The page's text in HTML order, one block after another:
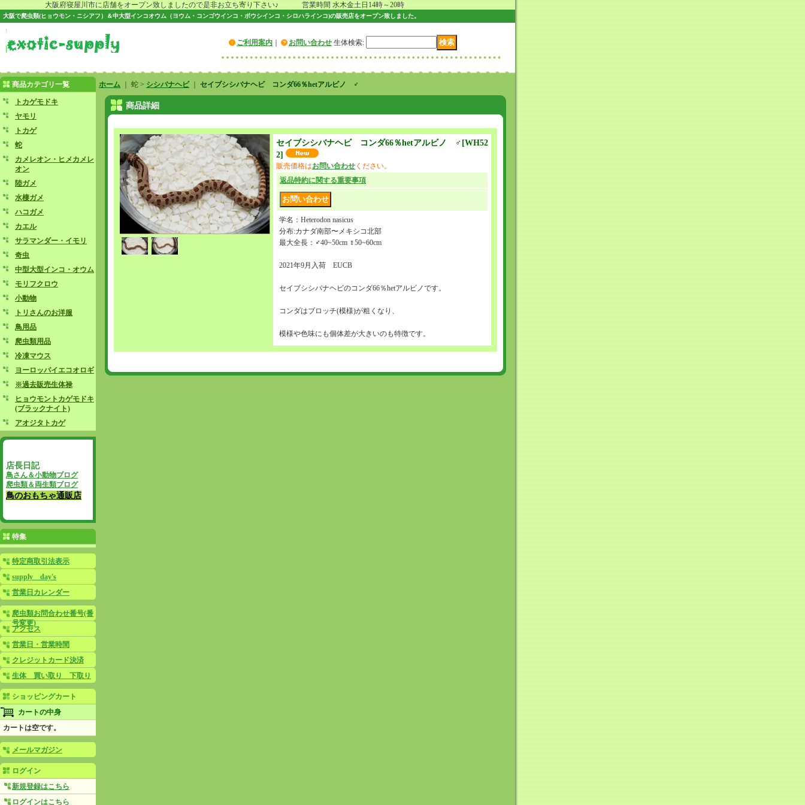
大阪府寝屋川市に店舗をオープン致しましたので是非お立ち寄り下さい♪ 営業時間 水木金土日14時～20時
大阪で爬虫類(ヒョウモン・ニシアフ）＆中大型インコオウム（ヨウム・コンゴウインコ・ボウシインコ・シロハラインコ)の販売店をオープン致しました。
ご利用案内 お問い合わせ 生体検索:
商品カテゴリ一覧
トカゲモドキ
ヤモリ
トカゲ
蛇
カメレオン・ヒメカメレ
オン
陸ガメ
水棲ガメ
ハコガメ
カエル
サラマンダー・イモリ
奇虫
中型大型インコ・オウム
モリフクロウ
小動物
トリさんのお洋服
鳥用品
爬虫類用品
冷凍マウス
ヨーロッパイエコオロギ
※過去販売生体禄
ヒョウモントカゲモドキ
(ブラックナイト)
アオジタトカゲ
店長日記
鳥さん＆小動物ブログ
爬虫類＆両生類ブログ
鳥のおもちゃ通販店
特集
特定商取引法表示
supply day's
営業日カレンダー
爬虫類お問合わせ番号(番
号変更)
アクセス
営業日・営業時間
クレジットカード決済
生体 買い取り 下取り
ショッピングカート
カートの中身
カートは空です。
メールマガジン
ログイン
新規登録はこちら
ログインはこちら
ホーム ｜ 蛇 > シシバナヘビ｜ セイブシシバナヘビ コンダ66％hetアルビノ ♂
商品詳細
セイブシシバナヘビ コンダ66％hetアルビノ ♂ [WH52
2]
販売価格はお問い合わせ ください。
返品特約に関する重要事項
学名：Heterodon nasicus
分布:カナダ南部〜メキシコ北部
最大全長：♂40~50cm ♀50~60cm
2021年9月入荷 EUCB
セイブシシバナヘビのコンダ66％hetアルビノです。
コンダはブロッチ(模様)が粗くなり、
模様や色味にも個体差が大きいのも特徴です。